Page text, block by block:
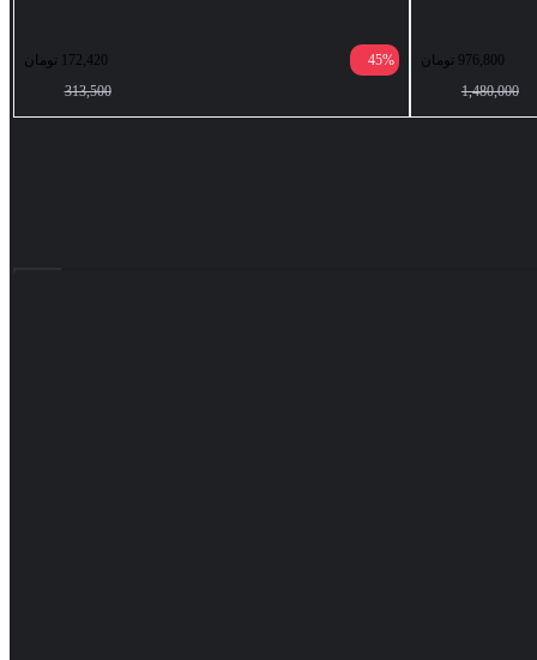
976,800 تومان
1,480,000
45%
172,420
تومان
313,500